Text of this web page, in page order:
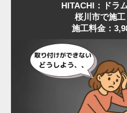
HITACHI：ドラ
桜川市で施
施工料金：